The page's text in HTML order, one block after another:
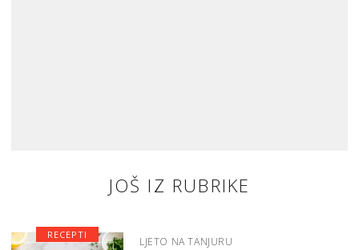
JOŠ IZ RUBRIKE
LJETO NA TANJURU
RECEPTI